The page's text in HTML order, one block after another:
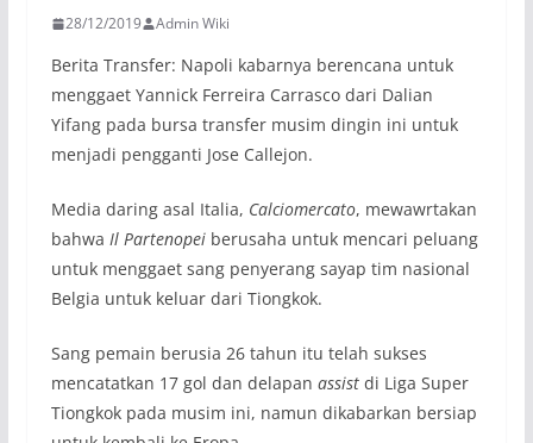
28/12/2019 Admin Wiki
Berita Transfer: Napoli kabarnya berencana untuk
menggaet Yannick Ferreira Carrasco dari Dalian
Yifang pada bursa transfer musim dingin ini untuk
menjadi pengganti Jose Callejon.
Media daring asal Italia, Calciomercato, mewawrtakan
bahwa Il Partenopeiberusaha untuk mencari peluang
untuk menggaet sang penyerang sayap tim nasional
Belgia untuk keluar dari Tiongkok.
Sang pemain berusia 26 tahun itu telah sukses
mencatatkan 17 gol dan delapan assistdi Liga Super
Tiongkok pada musim ini, namun dikabarkan bersiap